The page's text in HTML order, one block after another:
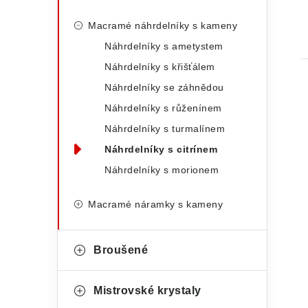
Macramé náhrdelníky s kameny
Náhrdelníky s ametystem
Náhrdelníky s křišťálem
Náhrdelníky se záhnědou
Náhrdelníky s růženínem
Náhrdelníky s turmalínem
Náhrdelníky s citrínem
Náhrdelníky s morionem
Macramé náramky s kameny
Broušené
Mistrovské krystaly